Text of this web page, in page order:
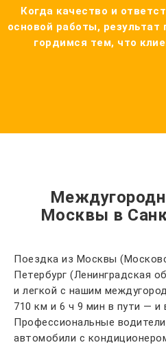
Когда качество и
основой работы,
гордимся тем, что
Москвы в
Поездка из Москвы
Петербург (Ленинградская
и легкой с нашим
710 км и 6 ч 9 мин в пути — и
Профессиональные
автомобили с